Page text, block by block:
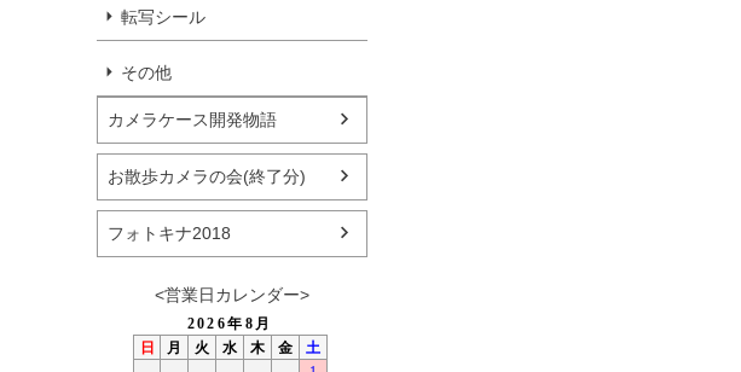
転写シール
その他
カメラケース開発物語
お散歩カメラの会(終了分)
フォトキナ2018
<営業日カレンダー>